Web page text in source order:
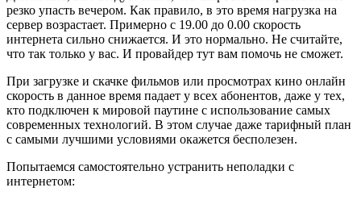
резко упасть вечером. Как правило, в это время нагрузка на
сервер возрастает. Примерно с 19.00 до 0.00 скорость
интернета сильно снижается. И это нормально. Не считайте,
что так только у вас. И провайдер тут вам помочь не сможет.
При загрузке и скачке фильмов или просмотрах кино онлайн
скорость в данное время падает у всех абонентов, даже у тех,
кто подключен к мировой паутине с использование самых
современных технологий. В этом случае даже тарифный план
с самыми лучшими условиями окажется бесполезен.
Попытаемся самостоятельно устранить неполадки с
интернетом: